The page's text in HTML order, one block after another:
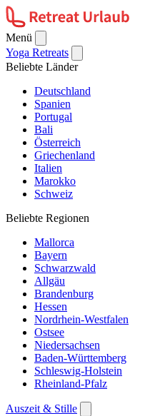
Menü
Yoga Retreats
Beliebte Länder
Deutschland
Spanien
Portugal
Bali
Österreich
Griechenland
Italien
Marokko
Schweiz
Beliebte Regionen
Mallorca
Bayern
Schwarzwald
Allgäu
Brandenburg
Hessen
Nordrhein-Westfalen
Ostsee
Niedersachsen
Baden-Württemberg
Schleswig-Holstein
Rheinland-Pfalz
Auszeit & Stille